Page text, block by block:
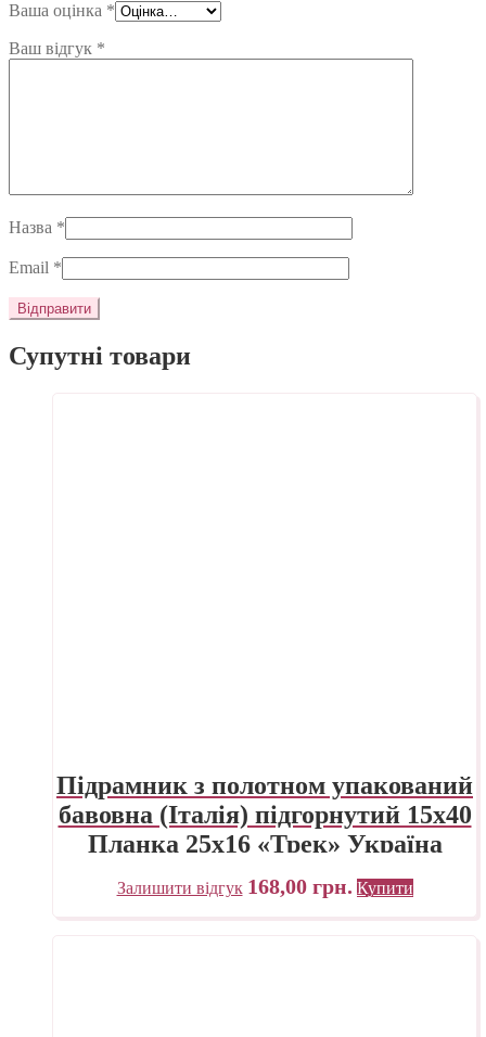
Ваша оцінка *
Ваш відгук *
Назва *
Email *
Супутні товари
Підрамник з полотном упакований
бавовна (Італія) підгорнутий 15х40
Планка 25х16 «Трек» Україна
Залишити відгук 168,00 грн. Купити